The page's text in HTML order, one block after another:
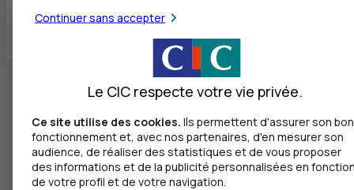
Toutes les localités
Continuer sans accepter
Le CIC respecte votre vie privée.
Ce site utilise des cookies. Ils permettent d'assurer son bon
fonctionnement et, avec nos partenaires, d'en mesurer son
audience, de réaliser des statistiques et de vous proposer
des informations et de la publicité personnalisées en
de votre profil et de votre navigation.